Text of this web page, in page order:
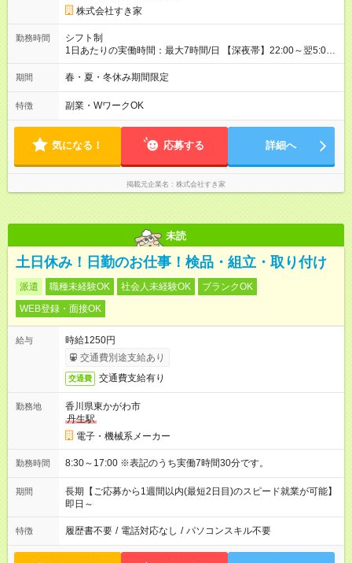
株式会社すき家
勤務時間
シフト制
1日あたりの実働時間：最大7時間/日 【深夜帯】22:00～翌5:00
週2日～・1日2h～OK◎ ※22:00から翌5:00までは18歳以上の方
のみ勤務可能です（18歳未満の深夜業務禁止のため） ★深夜で
す。 必ず、2名以上での勤務を行いますので、安心して働けま
す。
期間 春・夏・冬休み期間限定
特徴 副業・WワークOK
気になる！ 応募する 詳細へ
掲載元企業名 株式会社すき家
未読
土日休み！日勤のお仕事！検品・組立・取り付け
派遣 職種未経験OK 社会人未経験OK
ブランクOK
WEB登録・面接OK
給与
時給1250円
交通費別途支給あり
交通費 交通費支給有り
勤務地
香川県東かがわ市
丹生駅
電子・機械系メーカー
勤務時間 8:30～17:00 ※表記のうち実働7時間30分です。
期間
長期【ご応募から1週間以内(最短2日目)のスピード就業が可能】
即日～
特徴 履歴書不要 / 電話対応なし / パソコンスキル不要